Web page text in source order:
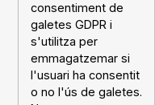
consentiment de
galetes GDPR i
s'utilitza per
emmagatzemar si
l'usuari ha consentit
o no l'ús de galetes.